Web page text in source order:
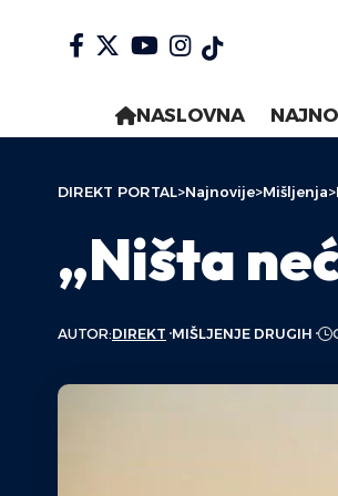
NASLOVNA
DIREKT PORTAL>Najnovije>Mišljenja>
„Ništa
AUTOR:DIREKT MIŠLJENJE DRUGIH